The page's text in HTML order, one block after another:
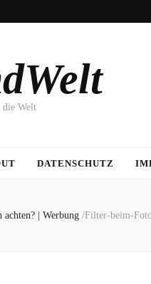
die Welt
DATENSCHUTZ
| Werbung /Filter-beim-